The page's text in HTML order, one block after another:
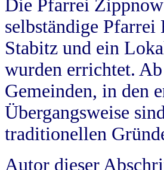
Die Pfarrei
selbständige
Stabitz und ein
wurden errichtet.
Gemeinden, in den
Übergangsweise
traditionellen
Autor dieser